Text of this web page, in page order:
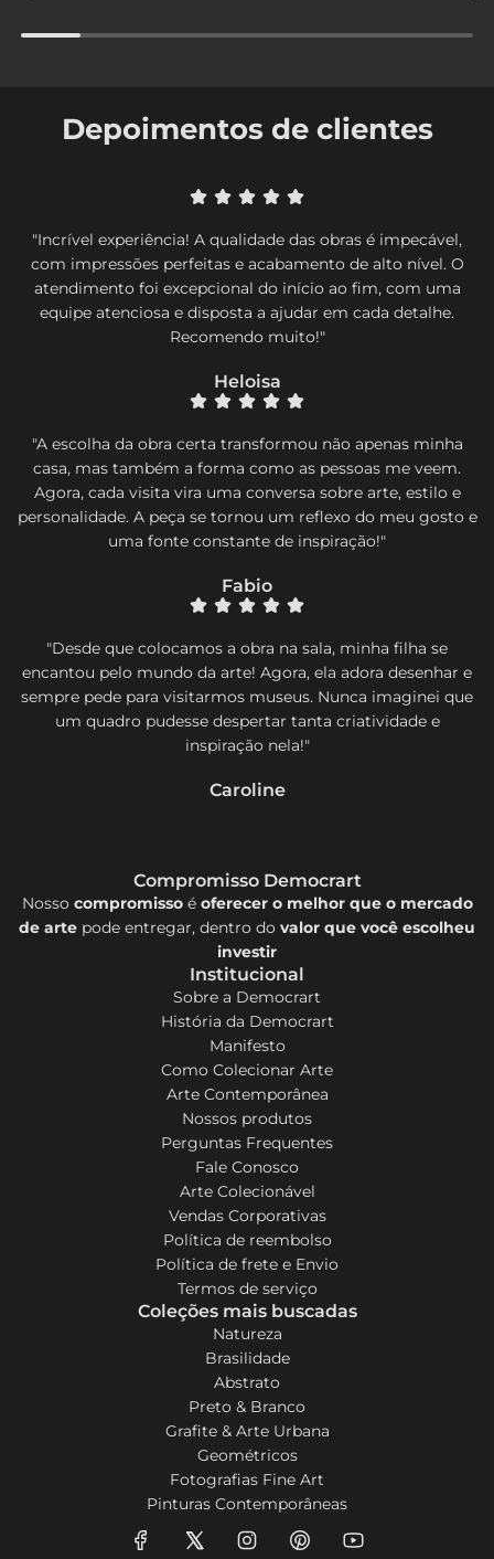
Depoimentos de clientes
"Incrível experiência! A qualidade das obras é impecável,
com impressões perfeitas e acabamento de alto nível. O
atendimento foi excepcional do início ao fim, com uma
equipe atenciosa e disposta a ajudar em cada detalhe.
Recomendo muito!"
Heloisa
"A escolha da obra certa transformou não apenas minha
casa, mas também a forma como as pessoas me veem.
Agora, cada visita vira uma conversa sobre arte, estilo e
personalidade. A peça se tornou um reflexo do meu gosto e
uma fonte constante de inspiração!"
Fabio
"Desde que colocamos a obra na sala, minha filha se
encantou pelo mundo da arte! Agora, ela adora desenhar e
sempre pede para visitarmos museus. Nunca imaginei que
um quadro pudesse despertar tanta criatividade e
inspiração nela!"
Caroline
Compromisso Democrart
Nosso compromisso é oferecer o melhor que o mercado
de arte pode entregar, dentro do valor que você escolheu
investir
Institucional
Sobre a Democrart
História da Democrart
Manifesto
Como Colecionar Arte
Arte Contemporânea
Nossos produtos
Perguntas Frequentes
Fale Conosco
Arte Colecionável
Vendas Corporativas
Política de reembolso
Política de frete e Envio
Termos de serviço
Coleções mais buscadas
Natureza
Brasilidade
Abstrato
Preto & Branco
Grafite & Arte Urbana
Geométricos
Fotografias Fine Art
Pinturas Contemporâneas